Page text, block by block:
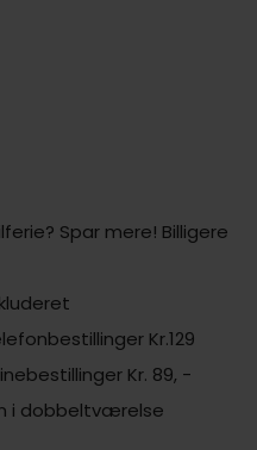
Spar mere! Billigere
Kr.129
Kr. 89, -
i dobbeltværelse